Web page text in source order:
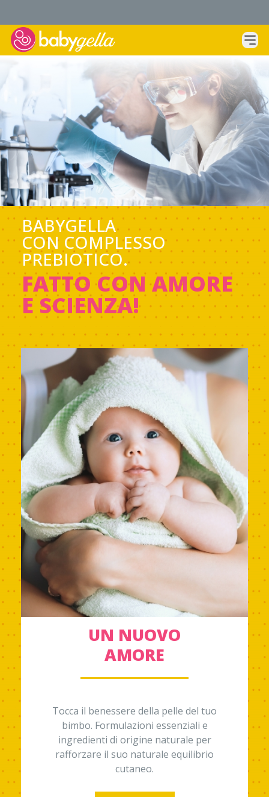
BABYGELLA
CON COMPLESSO
PREBIOTICO.
FATTO CON AMORE
E SCIENZA!
UN NUOVO
AMORE
Tocca il benessere della pelle del tuo
bimbo. Formulazioni essenziali e
ingredienti di origine naturale per
rafforzare il suo naturale equilibrio
cutaneo.